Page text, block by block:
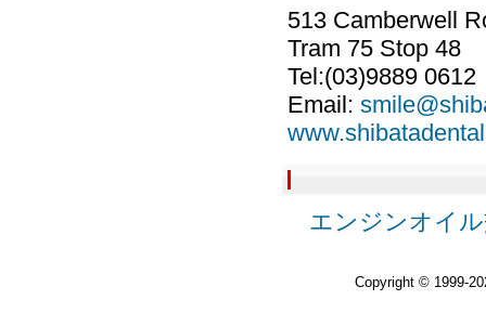
513 Camberwell
Tram 75 Stop 48
Tel:(03)9889 0612
Email:
エンジンオイ
Copyright © 1999-